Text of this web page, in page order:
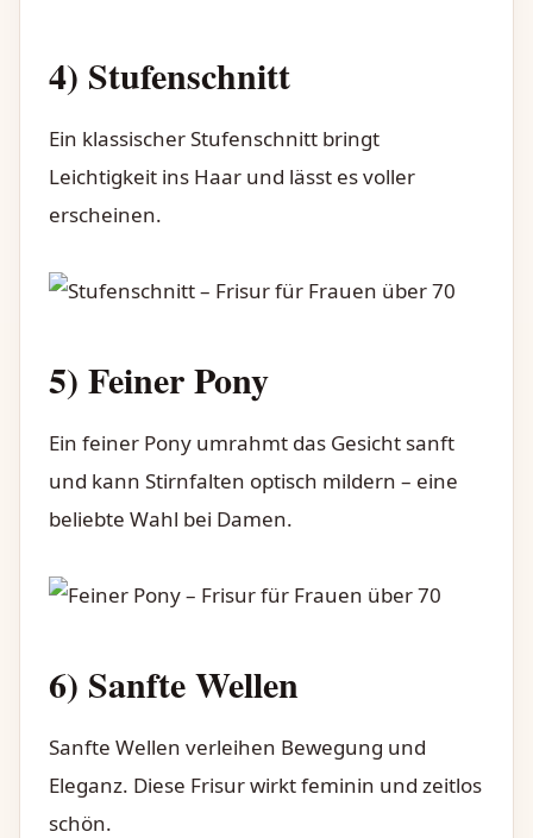
4) Stufenschnitt
Ein klassischer Stufenschnitt bringt
Leichtigkeit ins Haar und lässt es voller
erscheinen.
5) Feiner Pony
Ein feiner Pony umrahmt das Gesicht sanft
und kann Stirnfalten optisch mildern – eine
beliebte Wahl bei Damen.
6) Sanfte Wellen
Sanfte Wellen verleihen Bewegung und
Eleganz. Diese Frisur wirkt feminin und zeitlos
schön.